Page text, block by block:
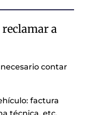
reclamar a
contar
factura
técnica, etc.